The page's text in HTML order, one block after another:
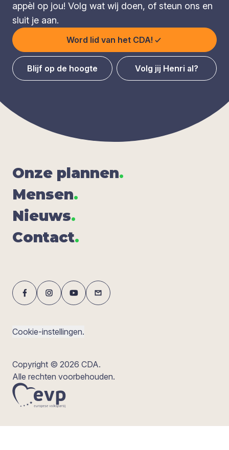
appèl op jou! Volg wat wij doen, of steun ons en
sluit je aan.
Word lid van het CDA!
Blijf op de hoogte Volg jij Henri al?
Onze plan­nen.
Men­sen.
Nieuws.
Con­tact.
Cookie-instellingen.
Copyright © 2026 CDA.
Alle rechten voorbehouden.